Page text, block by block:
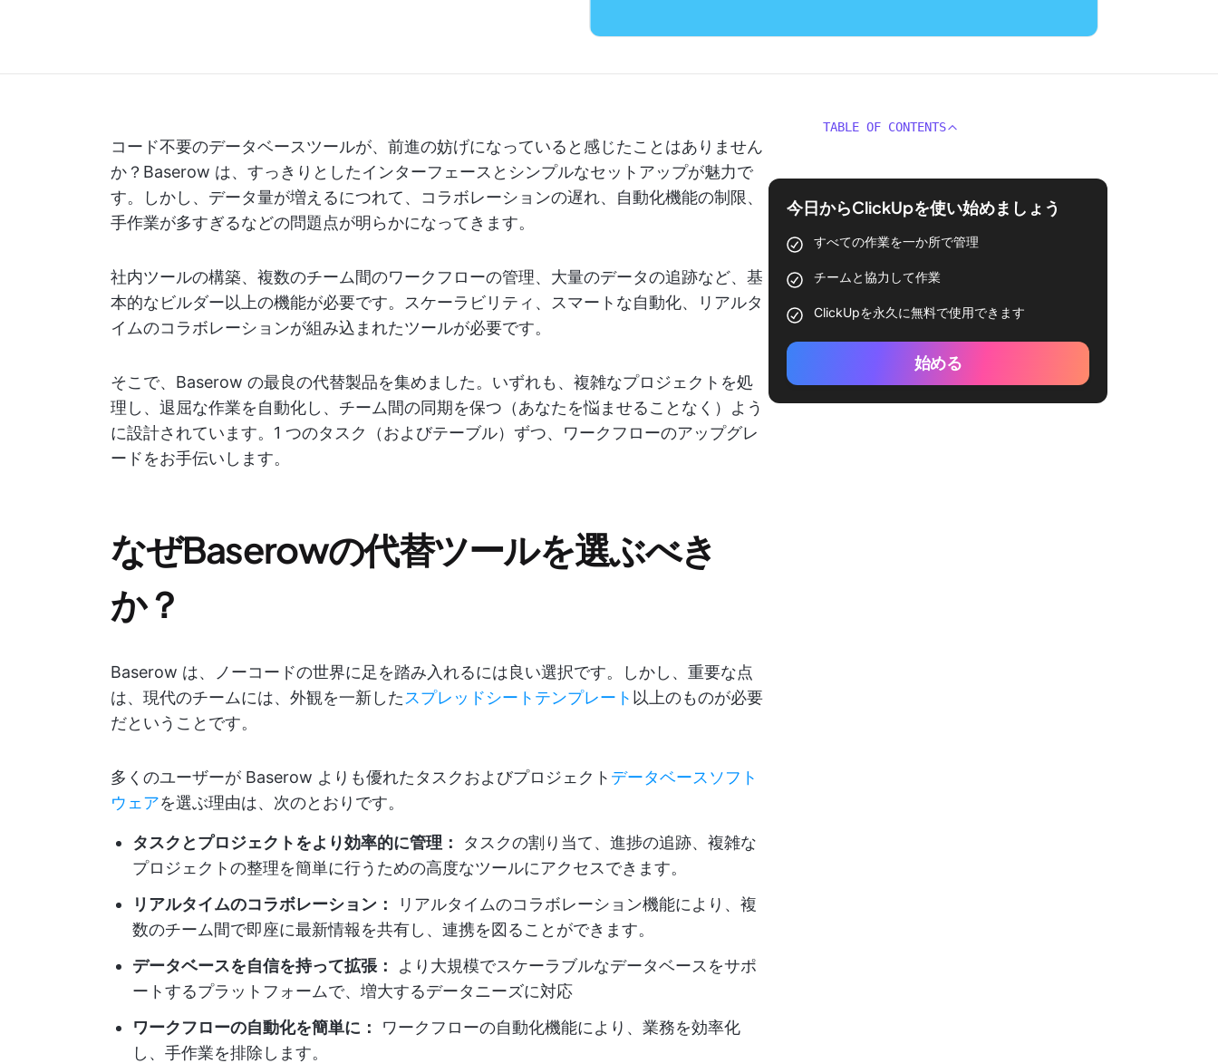
コード不要のデータベースツールが、前進の妨げになっていると感じたことはありません
か？Baserow は、すっきりとしたインターフェースとシンプルなセットアップが魅力で
す。しかし、データ量が増えるにつれて、コラボレーションの遅れ、自動化機能の制限、
手作業が多すぎるなどの問題点が明らかになってきます。
社内ツールの構築、複数のチーム間のワークフローの管理、大量のデータの追跡など、基
本的なビルダー以上の機能が必要です。スケーラビリティ、スマートな自動化、リアルタ
イムのコラボレーションが組み込まれたツールが必要です。
そこで、Baserow の最良の代替製品を集めました。いずれも、複雑なプロジェクトを処
理し、退屈な作業を自動化し、チーム間の同期を保つ（あなたを悩ませることなく）よう
に設計されています。1 つのタスク（およびテーブル）ずつ、ワークフローのアップグレ
ードをお手伝いします。
なぜBaserowの代替ツールを選ぶべき
か？
Baserow は、ノーコードの世界に足を踏み入れるには良い選択です。しかし、重要な点
は、現代のチームには、外観を一新した スプレッドシートテンプレート 以上のものが必要
だということです。
多くのユーザーが Baserow よりも優れたタスクおよびプロジェクト データベースソフト
ウェアを選ぶ理由は、次のとおりです。
タスクとプロジェクトをより効率的に管理：
タスクの割り当て、進捗の追跡、複雑な
プロジェクトの整理を簡単に行うための高度なツールにアクセスできます。
リアルタイムのコラボレーション：
リアルタイムのコラボレーション機能により、複
数のチーム間で即座に最新情報を共有し、連携を図ることができます。
データベースを自信を持って拡張：
より大規模でスケーラブルなデータベースをサポ
ートするプラットフォームで、増大するデータニーズに対応
ワークフローの自動化を簡単に：
ワークフローの自動化機能により、業務を効率化
し、手作業を排除します。
TABLE OF CONTENTS
今日からClickUpを使い始めましょう
すべての作業を一か所で管理
チームと協力して作業
ClickUpを永久に無料で使用できます
始める